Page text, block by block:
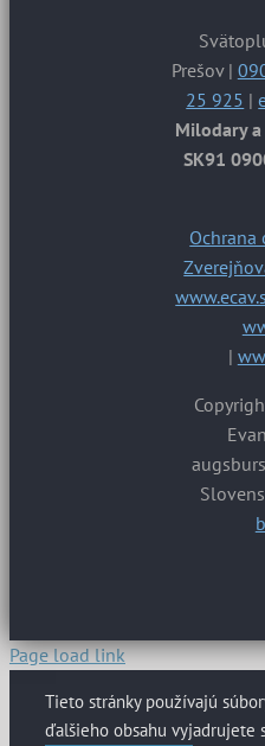
Prešov |
25 925 |
Milodary
SK91
Ochrana
|
Page load link
Tieto stránky používajú
ďalšieho obsahu vyjadrujete